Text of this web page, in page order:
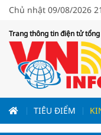
Chủ nhật 09/08/2026
Trang thông tin điện tử
TIÊU ĐIỂM